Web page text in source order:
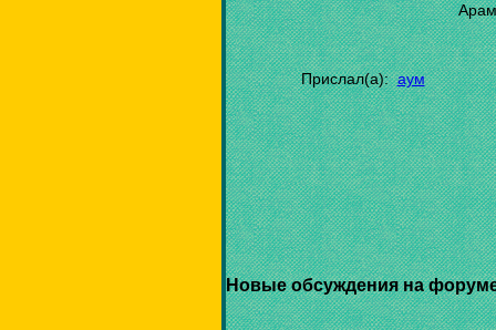
Прислал(а):аум
Новые обсуждения на